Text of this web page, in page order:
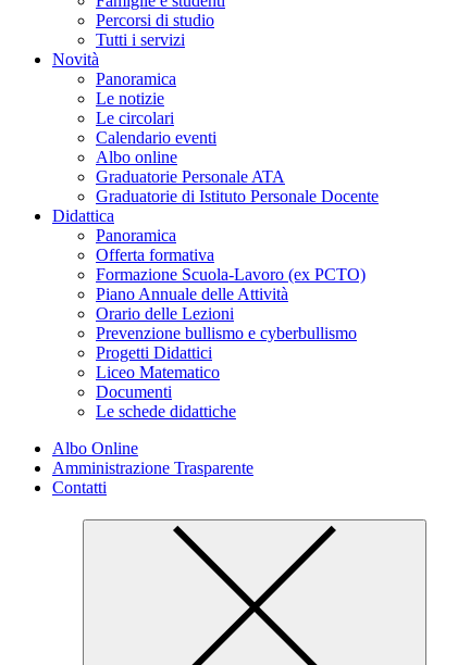
Percorsi di studio
Tutti i servizi
Novità
Panoramica
Le notizie
Le circolari
Calendario eventi
Albo online
Graduatorie Personale ATA
Graduatorie di Istituto Personale Docente
Didattica
Panoramica
Offerta formativa
Formazione Scuola-Lavoro (ex PCTO)
Piano Annuale delle Attività
Orario delle Lezioni
Prevenzione bullismo e cyberbullismo
Progetti Didattici
Liceo Matematico
Documenti
Le schede didattiche
Albo Online
Amministrazione Trasparente
Contatti